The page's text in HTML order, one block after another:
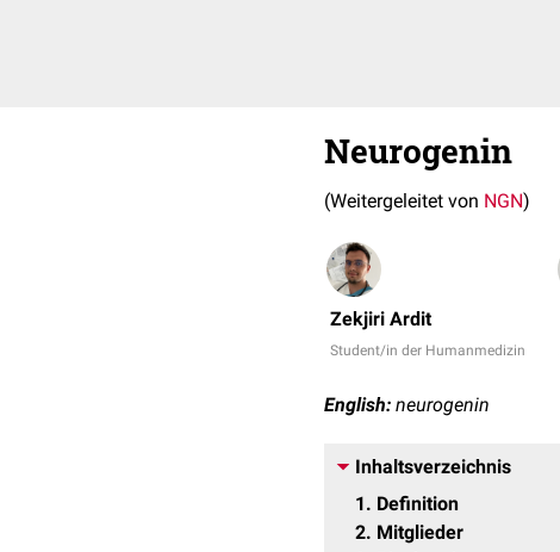
Neurogenin
(Weitergeleitet von NGN)
Zekjiri Ardit
Student/in der Humanmedizin
English: neurogenin
Inhaltsverzeichnis
1
Definition
2 Mitglieder